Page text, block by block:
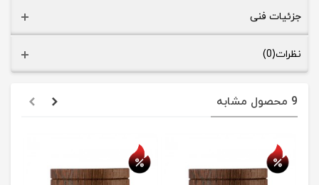
جزئیات فنی
نظرات(0)
9 محصول مشابه
حراج